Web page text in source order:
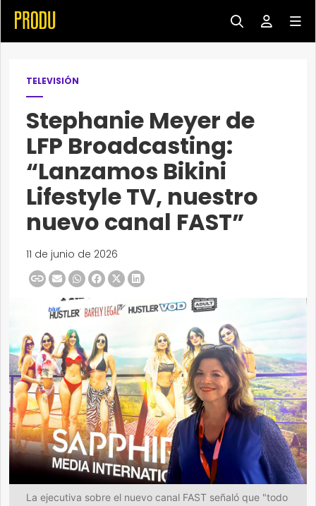
TELEVISIÓN
Stephanie Meyer de
LFP Broadcasting:
“Lanzamos Bikini
Lifestyle TV, nuestro
nuevo canal FAST”
11 de junio de 2026
La ejecutiva sobre el nuevo canal FAST señaló que "todo